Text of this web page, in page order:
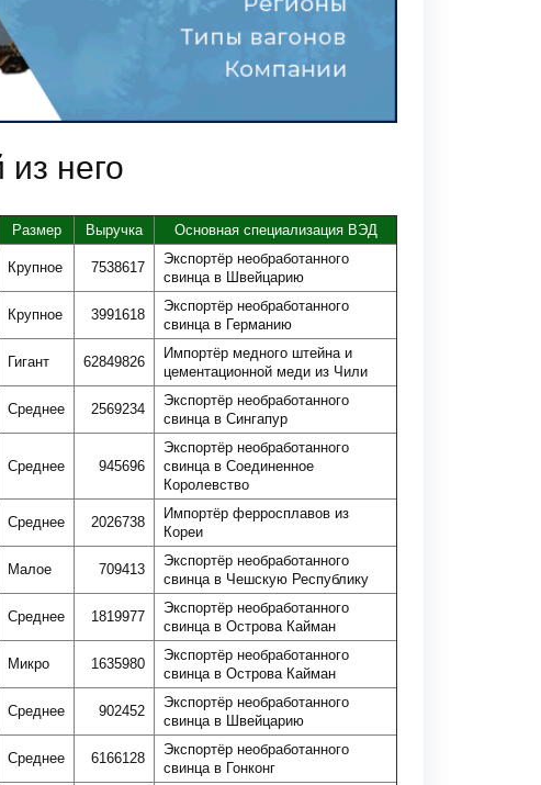
него
Размер Выручка Основная специализация ВЭД
Крупное 7538617
Экспортёр необработанного
свинца в Швейцарию
Крупное 3991618
Экспортёр необработанного
свинца в Германию
Гигант 62849826
Импортёр медного штейна и
цементационной меди из Чили
Среднее 2569234
Экспортёр необработанного
свинца в Сингапур
Среднее 945696
Экспортёр необработанного
свинца в Соединенное
Королевство
Среднее 2026738
Импортёр ферросплавов из
Кореи
Малое 709413
Экспортёр необработанного
свинца в Чешскую Республику
Среднее 1819977
Экспортёр необработанного
свинца в Острова Кайман
Микро 1635980
Экспортёр необработанного
свинца в Острова Кайман
Среднее 902452
Экспортёр необработанного
свинца в Швейцарию
Среднее 6166128
Экспортёр необработанного
свинца в Гонконг